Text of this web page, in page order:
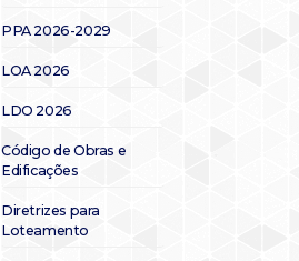
PPA 2026-2029
LOA 2026
LDO 2026
Código de Obras e
Edificações
Diretrizes para
Loteamento